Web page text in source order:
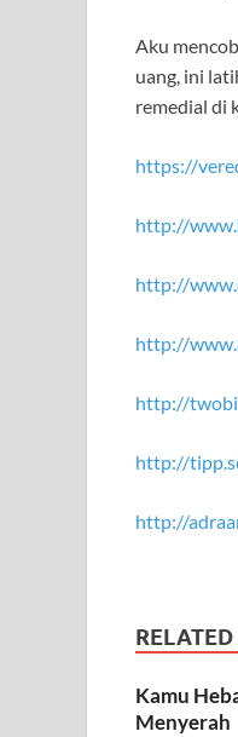
Aku
uang, ini
remedial di
https://
http://
http://
http://
http://
http://
http://
RELATED
Kamu
Menyerah